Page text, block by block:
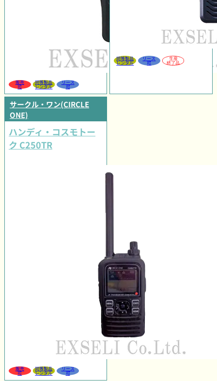
販売
可
同等製品
レンタル
リース
可
同等製品
レンタル
リース
可
生産
終了品
サークル・ワン(CIRCLE
ONE)
ハンディ・コスモトー
ク C250TR
販売
可
同等製品
レンタル
リース
可